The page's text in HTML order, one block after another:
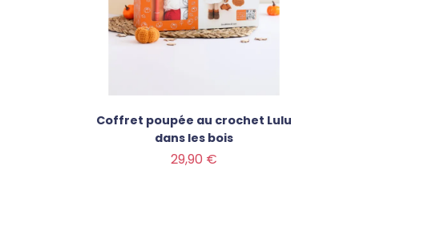
Coffret poupée au crochet Lulu
dans les bois
29,90 €